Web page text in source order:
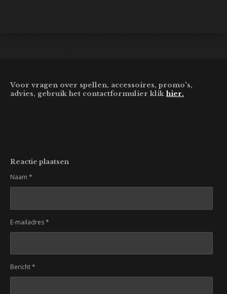
Voor vragen over spellen, accessoires, promo's,
advies, gebruik het contactformulier klikhier.
Reactie plaatsen
Naam *
E-mailadres *
Bericht *